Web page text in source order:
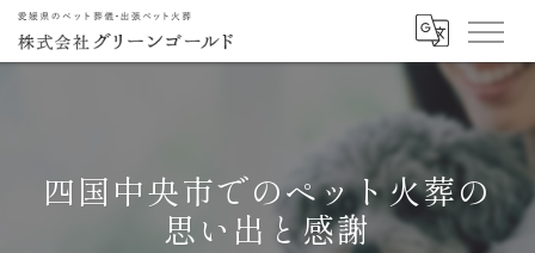
四国中央市でのペット火葬の
思い出と感謝